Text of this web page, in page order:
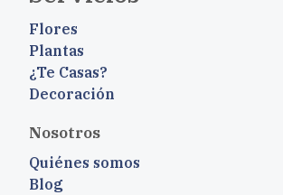
Flores
Plantas
¿Te Casas?
Decoración
Nosotros
Quiénes somos
Blog